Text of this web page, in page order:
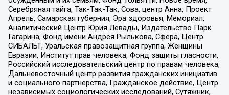
Серебряная тайга, Так-Так-Так, Сова, центр Анна, Проект
Апрель, Самарская губерния, Эра здоровья, Мемориал,
Аналитический Центр Юрия Левады, Издательство Парк
Гагарина, Фонд имени Андрея Рылькова, Сфера, Центр
СИБАЛЬТ, Уральская правозащитная группа, Женщины
Евразии, Институт прав человека, Фонд защиты гласности,
Российский исследовательский центр по правам человека,
Дальневосточный центр развития гражданских инициатив
и социального партнерства, Гражданское действие, Центр
независимых социологических исследований, Сутяжник,